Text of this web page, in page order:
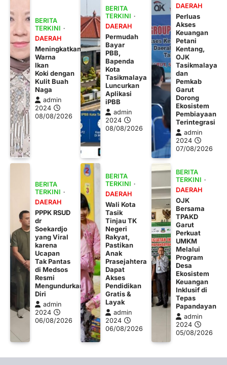
BERITA
TERKINI
DAERAH
Meningkatkan
Warna
Ikan
Koki dengan
Kulit Buah
Naga
admin
2024
08/08/2026
BERITA
TERKINI
DAERAH
Permudah
Bayar
PBB,
Bapenda
Kota
Tasikmalaya
Luncurkan
Aplikasi
iPBB
admin
2024
08/08/2026
DAERAH
Perluas
Akses
Keuangan
Petani
Kentang,
OJK
Tasikmalaya
dan
Pemkab
Garut
Dorong
Ekosistem
Pembiayaan
Terintegrasi
admin
2024
07/08/2026
BERITA
TERKINI
DAERAH
PPPK RSUD
dr
Soekardjo
yang Viral
karena
Ucapan
Tak Pantas
di Medsos
Resmi
Mengundurkan
Diri
admin
2024
06/08/2026
BERITA
TERKINI
DAERAH
Wali Kota
Tasik
Tinjau TK
Negeri
Rakyat,
Pastikan
Anak
Prasejahtera
Dapat
Akses
Pendidikan
Gratis &
Layak
admin
2024
06/08/2026
BERITA
TERKINI
DAERAH
OJK
Bersama
TPAKD
Garut
Perkuat
UMKM
Melalui
Program
Desa
Ekosistem
Keuangan
Inklusif di
Tepas
Papandayan
admin
2024
05/08/2026